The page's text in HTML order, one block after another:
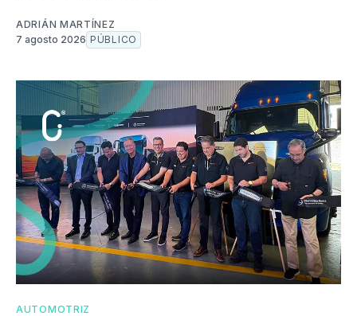
ADRIÁN MARTÍNEZ
7 agosto 2026 PÚBLICO
AUTOMOTRIZ